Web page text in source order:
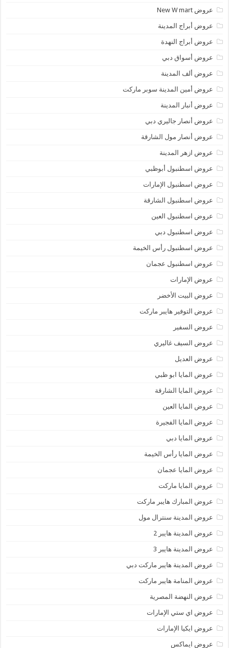
عروض New W mart
عروض أبراج المدينة
عروض أبراج النهدة
عروض أسواق دبي
عروض ألف المدينة
عروض أمين المدينة سوبر ماركت
عروض أنبار المدينة
عروض أنصار جاليري دبي
عروض أنصار مول الشارقة
عروض ازهر المدينة
عروض اسطنبول أبوظبي
عروض اسطنبول الإمارات
عروض اسطنبول الشارقة
عروض اسطنبول العين
عروض اسطنبول دبي
عروض اسطنبول رأس الخيمة
عروض اسطنبول عجمان
عروض الإمارات
عروض البيت الأخضر
عروض التوفير هايبر ماركت
عروض السفير
عروض السيف غاليري
عروض العديل
عروض المايا ابو ظبي
عروض المايا الشارقة
عروض المايا العين
عروض المايا الفجيرة
عروض المايا دبي
عروض المايا رأس الخيمة
عروض المايا عجمان
عروض المايا ماركت
عروض المبارك هايبر ماركت
عروض المدينة سنترال مول
عروض المدينة هايبر 2
عروض المدينة هايبر 3
عروض المدينة هايبر ماركت دبي
عروض المنامة هايبر ماركت
عروض النهضة المصرية
عروض اي ستي الإمارات
عروض ايكيا الإمارات
عروض ايماكس